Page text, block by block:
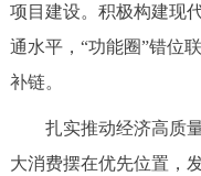
项目建设。积极构建现
通水平，“功能圈”错位
补链。
扎实推动经济高质量
大消费摆在优先位置，